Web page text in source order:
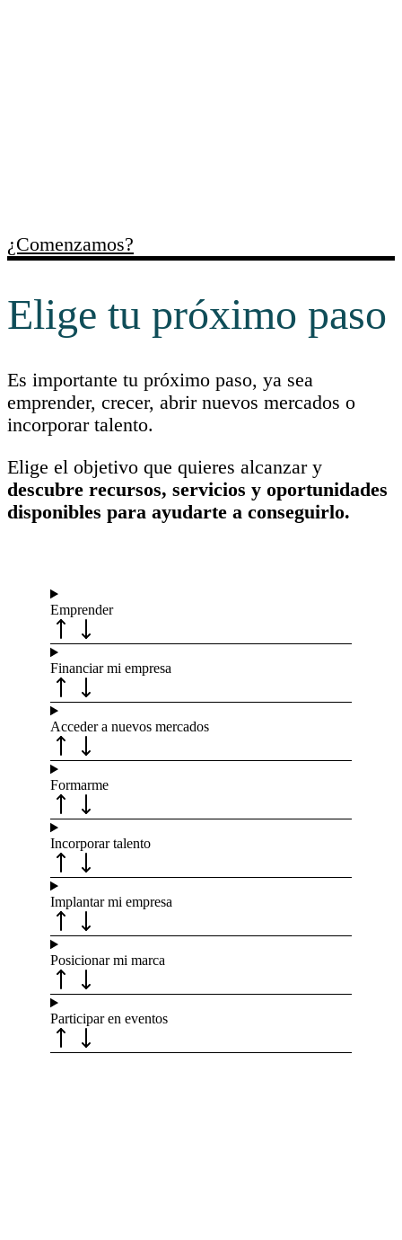
¿Comenzamos?
Elige tu próximo paso
Es importante tu próximo paso, ya sea
emprender, crecer, abrir nuevos mercados o
incorporar talento.
Elige el objetivo que quieres alcanzar y
descubre recursos, servicios y oportunidades
disponibles para ayudarte a conseguirlo.
Emprender
Financiar mi empresa
Acceder a nuevos mercados
Formarme
Incorporar talento
Implantar mi empresa
Posicionar mi marca
Participar en eventos